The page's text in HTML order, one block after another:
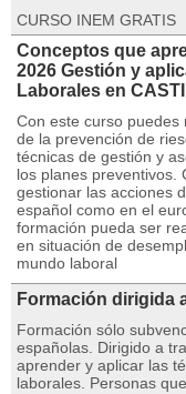
CURSO INEM GRATIS
Conceptos que
2026 Gestión y
Laborales en
Con este curso
de la prevención de
técnicas de gestión y
los planes preventivos.
gestionar las acciones
español como en el
formación pueda ser
en situación de
mundo laboral
Formación dirigida
Formación sólo
españolas. Dirigido a
aprender y aplicar las
laborales. Personas